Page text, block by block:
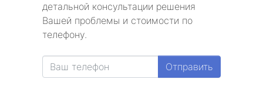
детальной консультации решения
Вашей проблемы и стоимости по
телефону.
Отправить